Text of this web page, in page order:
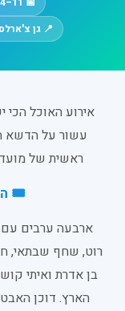
📍 גן
עשור על הדשא
ראשית של
🎟️
ארבעה ערבים עם
רוט, שחף שבתאי,
בן אדרת ואיתי
הארץ. דוכן